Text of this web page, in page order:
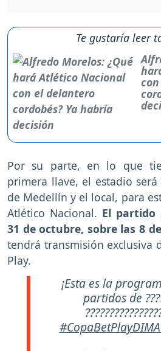
Te gustaría leer
Por su parte, en lo que
primera llave, el estadio
de Medellín y el local, para
Atlético Nacional. El partido
31 de octubre, sobre las 8
tendrá transmisión exclusiva
Play.
¡Esta es la
partidos de